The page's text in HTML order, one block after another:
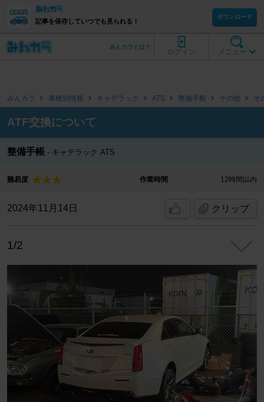
記事を保存していつでも見られる！
ダウンロード
メニュー
ログイン
みんカラとは？
みんカラ 車種別情報 キャデラック ATS 整備手帳 その他 そ
ATF交換について
整備手帳 キャデラック ATS
難易度 作業時間 12時間以内
2024年11月14日 クリップ
1/2